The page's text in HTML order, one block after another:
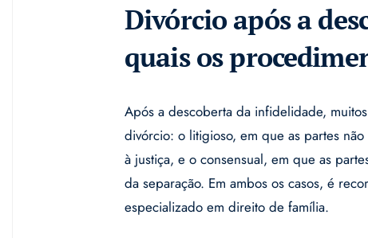
Divórcio após a
quais os
Após a descoberta da infidelidade,
divórcio: o litigioso, em que as partes
à justiça, e o consensual, em que as
da separação. Em ambos os casos, é
especializado em direito de família.